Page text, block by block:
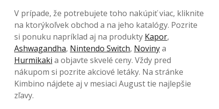
V prípade, že potrebujete toho nakúpiť viac, kliknite
na ktorýkoľvek obchod a na jeho katalógy. Pozrite
si ponuku napríklad aj na produkty Kapor,
Ashwagandha, Nintendo Switch, Novinya
Hurmikaki a objavte skvelé ceny. Vždy pred
nákupom si pozrite akciové letáky. Na stránke
Kimbino nájdete aj v mesiaci August tie najlepšie
zľavy.